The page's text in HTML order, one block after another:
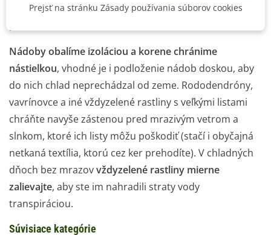
vystavené výrazne horším podmienkam než vo voľnej
Nádobyobalíme izoláciou a korene chránime
nástielkou, vhodné je i podloženie nádob doskou, aby
do nich chlad neprechádzal od zeme. Rododendróny,
vavrínovce a iné vždyzelené rastliny s veľkými listami
chráňte navyše zástenou pred mrazivým vetrom a
slnkom, ktoré ich listy môžu poškodiť (stačí i obyčajná
netkaná textília, ktorú cez ker prehodíte). V chladných
dňoch bez mrazovvždyzelené rastliny mierne
zalievajte, aby ste im nahradili straty vody
transpiráciou.
Súvisiace kategórie
Prejsť na stránku Zásady používania súborov cookies